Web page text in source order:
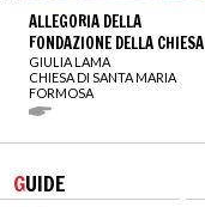
ALLEGORIA DELLA
FONDAZIONE DELLA CHIESA
GIULIA LAMA
CHIESA DI SANTA MARIA
FORMOSA
GUIDE